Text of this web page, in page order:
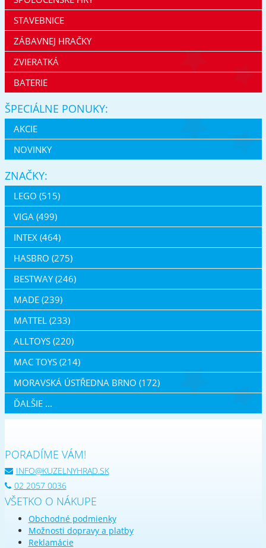
STAVEBNICE
ZÁBAVNEJ HRAČKY
ZVIERATKÁ
BATERIE
ŠPECIÁLNE PONUKY:
AKCIE
NOVINKY
ZNAČKY:
LEGO (515)
VIGA (499)
INTEX (464)
HASBRO (275)
BESTWAY (246)
MADE (239)
MATTEL (233)
ALLTOYS (220)
MAC TOYS (214)
MORAVSKÁ ÚSTŘEDNA BRNO (172)
ĎALŠIE ...
PORADÍME VÁM!
INFO@KUZELNYHRAD.SK
02 2057 0036
VŠETKO O NÁKUPE
Obchodné podmienky
Možnosti dopravy a platby
Reklamácie